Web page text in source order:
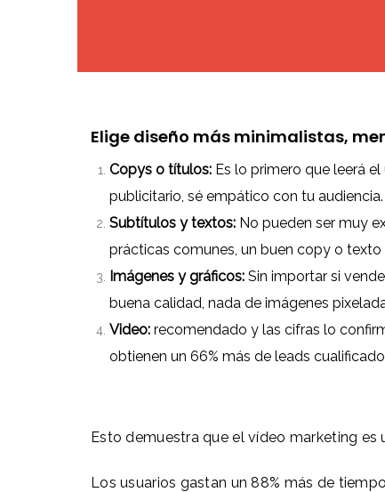
Elige diseño más minimalistas,
Copys o títulos: Es lo primero que leerá
publicitario, sé empático con tu audiencia.
Subtítulos y textos: No pueden ser muy
prácticas comunes, un buen copy o
Imágenes y gráficos: Sin importar si
buena calidad, nada de imágenes
Video: recomendado y las cifras lo
obtienen un 66% más de leads
Esto demuestra que el vídeo marketing es
Los usuarios gastan un 88% más de